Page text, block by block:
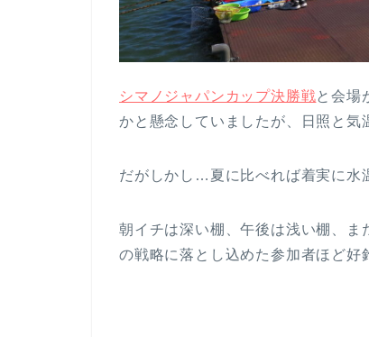
シマノジャパンカップ決勝戦と会場
かと懸念していましたが、日照と気
だがしかし…夏に比べれば着実に水
朝イチは深い棚、午後は浅い棚、
の戦略に落とし込めた参加者ほど好